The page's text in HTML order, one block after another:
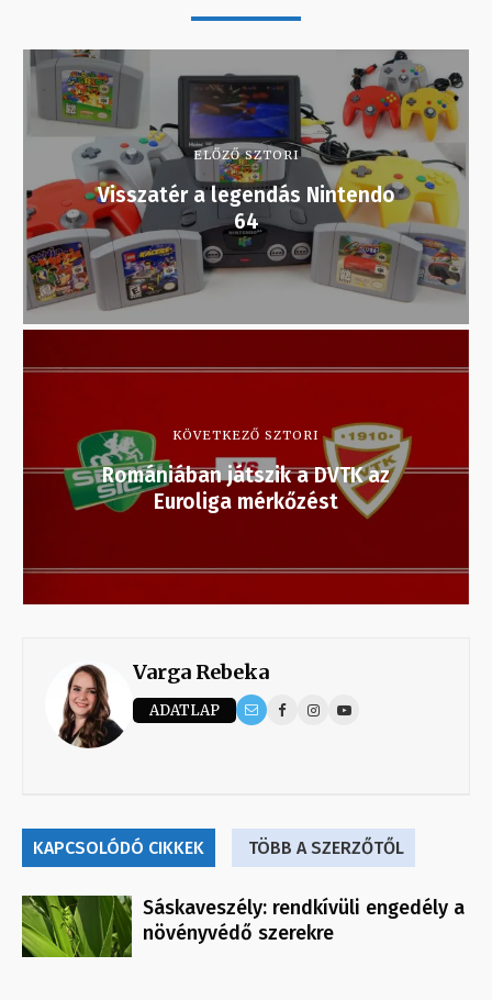
ELŐZŐ SZTORI
Visszatér a legendás Nintendo
64
KÖVETKEZŐ SZTORI
Romániában játszik a DVTK az
Euroliga mérkőzést
Varga Rebeka
ADATLAP
KAPCSOLÓDÓ CIKKEK TÖBB A SZERZŐTŐL
Sáskaveszély: rendkívüli engedély a
növényvédő szerekre